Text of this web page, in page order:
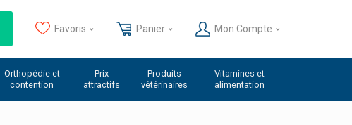
Favoris Panier Mon Compte
Orthopédie et
contention
Prix
attractifs
Produits
vétérinaires
Vitamines et
alimentation